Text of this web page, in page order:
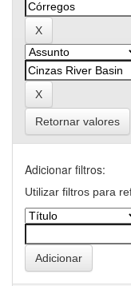
Retornar valores
Adicionar filtros:
Utilizar filtros para